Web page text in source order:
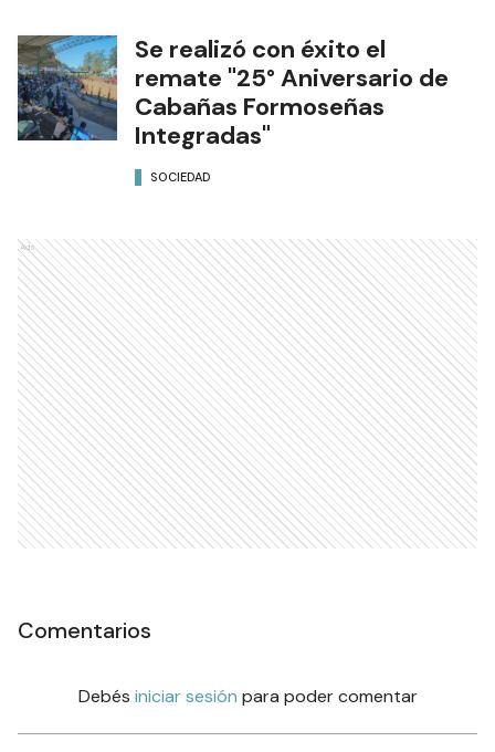
Se realizó con éxito el
remate "25° Aniversario de
Cabañas Formoseñas
Integradas"
SOCIEDAD
Ads
Comentarios
Debés iniciar sesión para poder comentar